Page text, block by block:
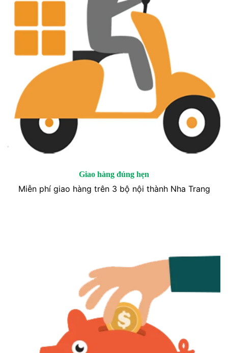
Giao hàng đúng hẹn
Miễn phí giao hàng trên 3 bộ nội thành Nha Trang